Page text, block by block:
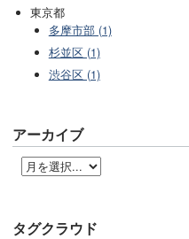
東京都
多摩市部 (1)
杉並区 (1)
渋谷区 (1)
アーカイブ
タグクラウド